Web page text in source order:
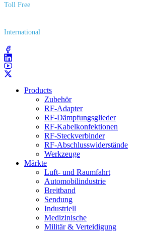
Toll Free
International
Products
Zubehör
RF-Adapter
RF-Dämpfungsglieder
RF-Kabelkonfektionen
RF-Steckverbinder
RF-Abschlusswiderstände
Werkzeuge
Märkte
Luft- und Raumfahrt
Automobilindustrie
Breitband
Sendung
Industriell
Medizinische
Militär & Verteidigung